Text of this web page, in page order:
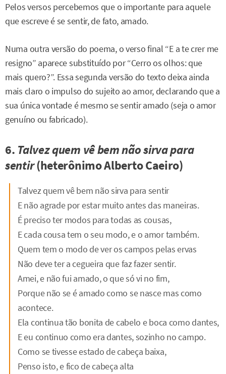
Pelos versos percebemos que o importante para aquele
que escreve é se sentir, de fato, amado.
Numa outra versão do poema, o verso final “E a te crer me
resigno” aparece substituído por “Cerro os olhos: que
mais quero?”. Essa segunda versão do texto deixa ainda
mais claro o impulso do sujeito ao amor, declarando que a
sua única vontade é mesmo se sentir amado (seja o amor
genuíno ou fabricado).
6. Talvez quem vê bem não sirva para
sentir(heterônimo Alberto Caeiro)
Talvez quem vê bem não sirva para sentir
E não agrade por estar muito antes das maneiras.
É preciso ter modos para todas as cousas,
E cada cousa tem o seu modo, e o amor também.
Quem tem o modo de ver os campos pelas ervas
Não deve ter a cegueira que faz fazer sentir.
Amei, e não fui amado, o que só vi no fim,
Porque não se é amado como se nasce mas como
acontece.
Ela continua tão bonita de cabelo e boca como dantes,
E eu continuo como era dantes, sozinho no campo.
Como se tivesse estado de cabeça baixa,
Penso isto, e fico de cabeça alta